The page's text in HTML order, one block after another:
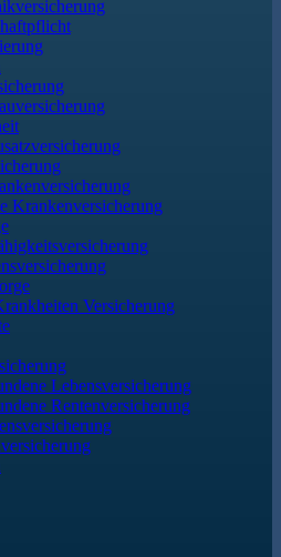
Krankenversicherung
Versicherung
Lebensversicherung
Rentenversicherung